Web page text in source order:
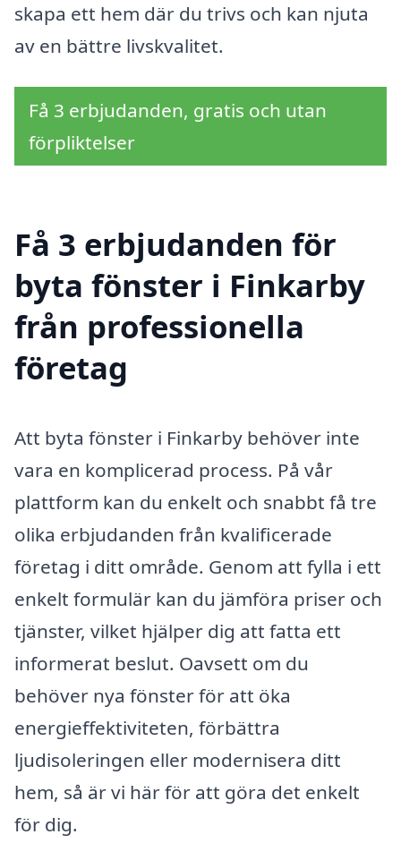
skapa ett hem där du trivs och kan njuta
av en bättre livskvalitet.
Få 3 erbjudanden, gratis och utan
förpliktelser
Få 3 erbjudanden för
byta fönster i Finkarby
från professionella
företag
Att byta fönster i Finkarby behöver inte
vara en komplicerad process. På vår
plattform kan du enkelt och snabbt få tre
olika erbjudanden från kvalificerade
företag i ditt område. Genom att fylla i ett
enkelt formulär kan du jämföra priser och
tjänster, vilket hjälper dig att fatta ett
informerat beslut. Oavsett om du
behöver nya fönster för att öka
energieffektiviteten, förbättra
ljudisoleringen eller modernisera ditt
hem, så är vi här för att göra det enkelt
för dig.